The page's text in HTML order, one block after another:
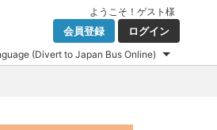
ようこそ！ ゲスト 様
会員登録 ログイン
(Divert to Japan Bus Online)